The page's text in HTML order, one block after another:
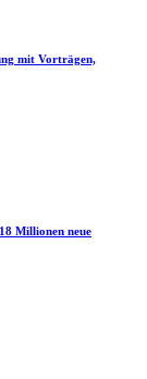
mit Vorträgen,
Millionen neue